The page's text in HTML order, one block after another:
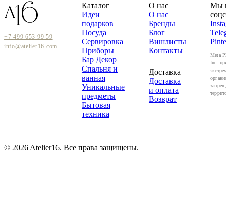
+7 499 653 99 59
info@atelier16.com
Каталог
Идеи
подарков
Посуда
Сервировка
Приборы
Бар Декор
Спальня и
ванная
Уникальные
предметы
Бытовая
техника
О нас
О нас
Бренды
Блог
Вишлисты
Контакты
Доставка
Доставка
и оплата
Возврат
Мы
Meta
Inc.
© 2026 Atelier16. Все права защищены.